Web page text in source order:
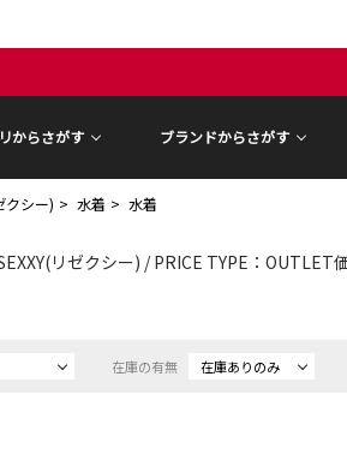
からさがす ブランドからさがす
クシー) 水着 水着
リゼクシー) / PRICE TYPE：OUTLET価
在庫の有無 在庫ありのみ